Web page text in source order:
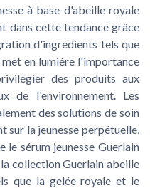
à base d'abeille royale
dans cette tendance grâce
d'ingrédients tels que
en lumière l'importance
des produits aux
de l'environnement. Les
des solutions de soin
sur la jeunesse perpétuelle,
sérum jeunesse Guerlain
collection Guerlain abeille
que la gelée royale et le